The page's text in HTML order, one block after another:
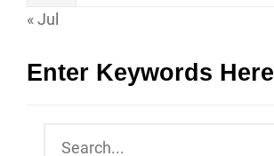
« Jul
Enter Keywords Here